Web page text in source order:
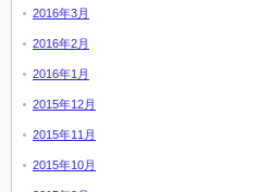
2016年3月
2016年2月
2016年1月
2015年12月
2015年11月
2015年10月